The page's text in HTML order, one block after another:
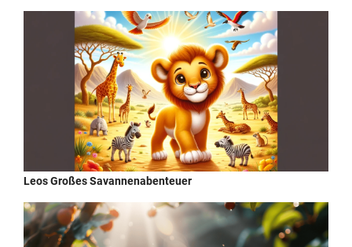
Leos Großes Savannenabenteuer